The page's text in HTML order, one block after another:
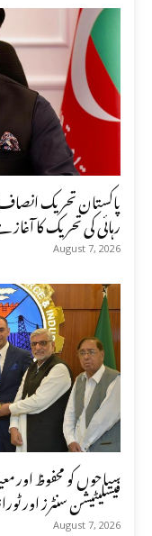
پاکستان تحریک
رہائی کی تحریک کا
August 7, 2026
سیاحوں کو محفوظ
فیسلیٹیشن سنٹرز اور
August 7, 2026